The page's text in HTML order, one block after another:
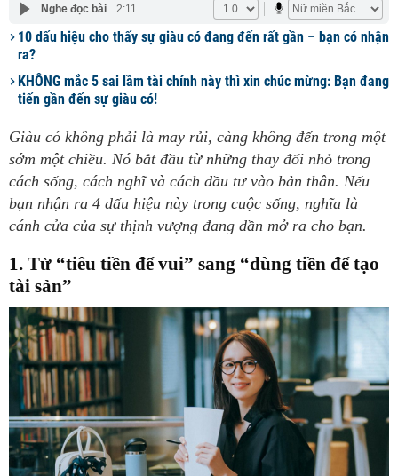
Nghe đọc bài 2:11
10 dấu hiệu cho thấy sự giàu có đang đến rất gần – bạn có nhận
ra?
KHÔNG mắc 5 sai lầm tài chính này thì xin chúc mừng: Bạn đang
tiến gần đến sự giàu có!
Giàu có không phải là may rủi, càng không đến trong một
sớm một chiều. Nó bắt đầu từ những thay đổi nhỏ trong
cách sống, cách nghĩ và cách đầu tư vào bản thân. Nếu
bạn nhận ra 4 dấu hiệu này trong cuộc sống, nghĩa là
cánh cửa của sự thịnh vượng đang dần mở ra cho bạn.
1. Từ “tiêu tiền để vui” sang “dùng tiền để tạo
tài sản”